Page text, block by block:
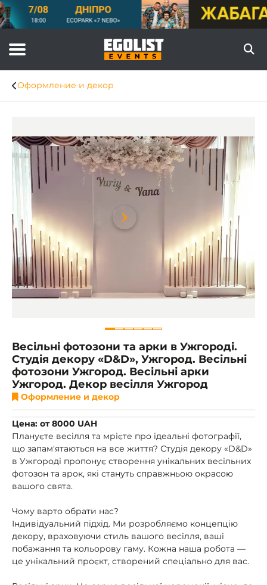
Оформление и декор
Item
Весільні фотозони та арки в Ужгороді.
Студія декору «D&D», Ужгород. Весільні
фотозони Ужгород. Весільні арки
Ужгород. Декор весілля Ужгород
Оформление и декор
Цена: от 8000 UAH
Плануєте весілля та мрієте про ідеальні фотографії,
що запам'ятаються на все життя? Студія декору «D&D»
в Ужгороді пропонує створення унікальних весільних
фотозон та арок, які стануть справжньою окрасою
вашого свята.
Чому варто обрати нас?
Індивідуальний підхід. Ми розробляємо концепцію
декору, враховуючи стиль вашого весілля, ваші
побажання та кольорову гаму. Кожна наша робота —
це унікальний проєкт, створений спеціально для вас.